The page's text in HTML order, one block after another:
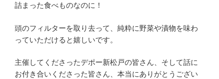
詰まった食べものなのに！
頭のフィルターを取り去って、純粋に野菜や漬物を味わ
っていただけると嬉しいです。
主催してくださったデポー新松戸の皆さん、そして話に
お付き合いくださった皆さん、本当にありがとうござい